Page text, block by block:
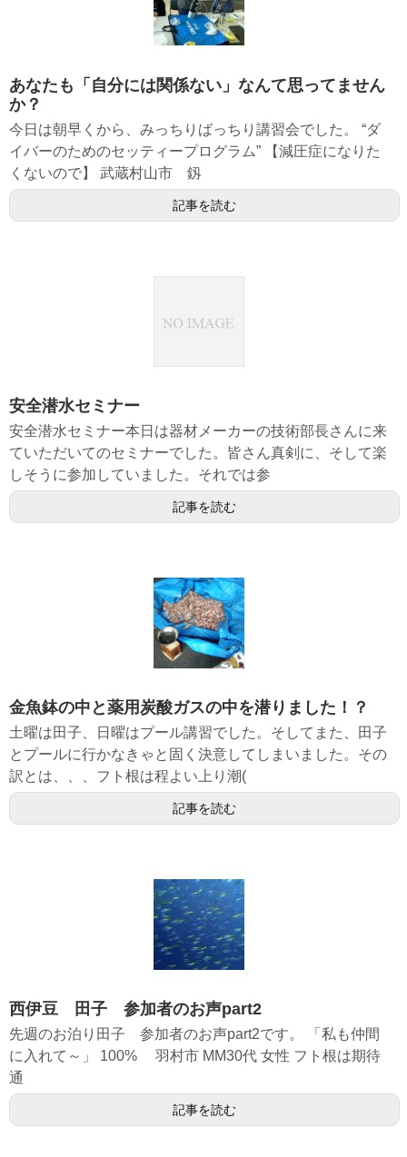
あなたも「自分には関係ない」なんて思ってません
か？
今日は朝早くから、みっちりばっちり講習会でした。 “ダ
イバーのためのセッティープログラム” 【減圧症になりた
くないので】 武蔵村山市 釼
記事を読む
安全潜水セミナー
安全潜水セミナー本日は器材メーカーの技術部長さんに来
ていただいてのセミナーでした。皆さん真剣に、そして楽
しそうに参加していました。それでは参
記事を読む
金魚鉢の中と薬用炭酸ガスの中を潜りました！？
土曜は田子、日曜はプール講習でした。そしてまた、田子
とプールに行かなきゃと固く決意してしまいました。その
訳とは、、、フト根は程よい上り潮(
記事を読む
西伊豆 田子 参加者のお声part2
先週のお泊り田子 参加者のお声part2です。 「私も仲間
に入れて～」 100% 羽村市 MM30代 女性 フト根は期待
通
記事を読む